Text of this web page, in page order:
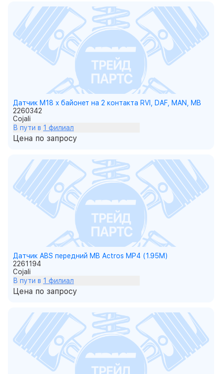
Датчик M18 x байонет на 2 контакта RVI, DAF, MAN, MB
2260342
Cojali
В пути в 1 филиал
Цена по запросу
Датчик ABS передний MB Actros MP4 (1.95M)
2261194
Cojali
В пути в 1 филиал
Цена по запросу